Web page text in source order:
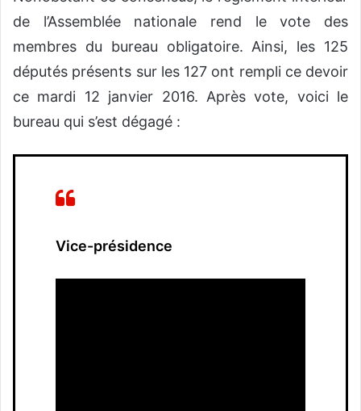
de l’Assemblée nationale rend le vote des
membres du bureau obligatoire. Ainsi, les 125
députés présents sur les 127 ont rempli ce devoir
ce mardi 12 janvier 2016. Après vote, voici le
bureau qui s’est dégagé :
Vice-présidence